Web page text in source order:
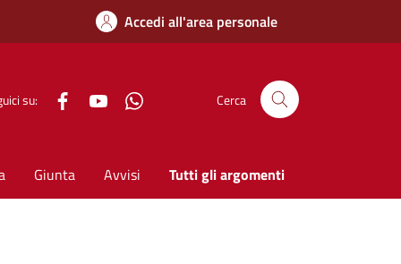
Accedi all'area personale
su: FacebookYouTube Cerca
Giunta Avvisi Tutti gli argomenti